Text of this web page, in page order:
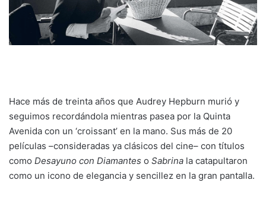
Hace más de treinta años que Audrey Hepburn murió y
seguimos recordándola mientras pasea por la Quinta
Avenida con un ‘croissant’ en la mano. Sus más de 20
películas –consideradas ya clásicos del cine– con títulos
como Desayuno con Diamantes o Sabrina la catapultaron
como un icono de elegancia y sencillez en la gran pantalla.